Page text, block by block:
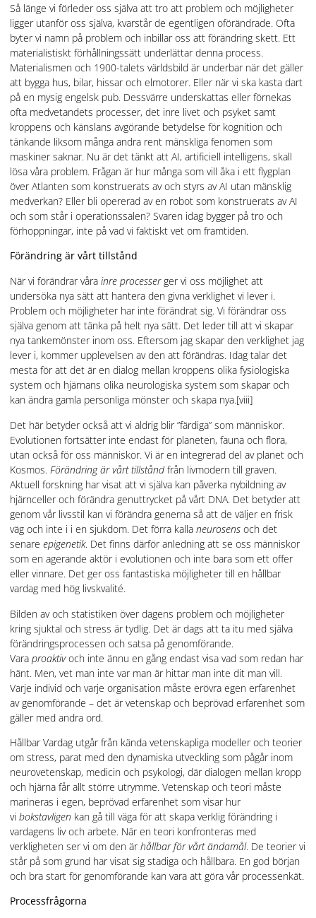
Så länge vi förleder oss själva att tro att problem och möjligheter
ligger utanför oss själva, kvarstår de egentligen oförändrade. Ofta
byter vi namn på problem och inbillar oss att förändring skett. Ett
materialistiskt förhållningssätt underlättar denna process.
Materialismen och 1900-talets världsbild är underbar när det gäller
att bygga hus, bilar, hissar och elmotorer. Eller när vi ska kasta dart
på en mysig engelsk pub. Dessvärre underskattas eller förnekas
ofta medvetandets processer, det inre livet och psyket samt
kroppens och känslans avgörande betydelse för kognition och
tänkande liksom många andra rent mänskliga fenomen som
maskiner saknar. Nu är det tänkt att AI, artificiell intelligens, skall
lösa våra problem. Frågan är hur många som vill åka i ett flygplan
över Atlanten som konstruerats av och styrs av AI utan mänsklig
medverkan? Eller bli opererad av en robot som konstruerats av AI
och som står i operationssalen? Svaren idag bygger på tro och
förhoppningar, inte på vad vi faktiskt vet om framtiden.
Förändring är vårt tillstånd
När vi förändrar vårainre processerger vi oss möjlighet att
undersöka nya sätt att hantera den givna verklighet vi lever i.
Problem och möjligheter har inte förändrat sig. Vi förändrar oss
själva genom att tänka på helt nya sätt. Det leder till att vi skapar
nya tankemönster inom oss. Eftersom jag skapar den verklighet jag
lever i, kommer upplevelsen av den att förändras. Idag talar det
mesta för att det är en dialog mellan kroppens olika fysiologiska
system och hjärnans olika neurologiska system som skapar och
kan ändra gamla personliga mönster och skapa nya.[viii]
Det här betyder också att vi aldrig blir ”färdiga” som människor.
Evolutionen fortsätter inte endast för planeten, fauna och flora,
utan också för oss människor. Vi är en integrerad del av planet och
Kosmos.Förändring är vårt tillståndfrån livmodern till graven.
Aktuell forskning har visat att vi själva kan påverka nybildning av
hjärnceller och förändra genuttrycket på vårt DNA. Det betyder att
genom vår livsstil kan vi förändra generna så att de väljer en frisk
väg och inte i i en sjukdom. Det förra kallaneurosensoch det
senareepigenetik. Det finns därför anledning att se oss människor
som en agerande aktör i evolutionen och inte bara som ett offer
eller vinnare. Det ger oss fantastiska möjligheter till en hållbar
vardag med hög livskvalité.
Bilden av och statistiken över dagens problem och möjligheter
kring sjuktal och stress är tydlig. Det är dags att ta itu med själva
förändringsprocessen och satsa på genomförande.
Varaproaktivoch inte ännu en gång endast visa vad som redan har
hänt. Men, vet man inte var man är hittar man inte dit man vill.
Varje individ och varje organisation måste erövra egen erfarenhet
av genomförande – det är vetenskap och beprövad erfarenhet som
gäller med andra ord.
Hållbar Vardag utgår från kända vetenskapliga modeller och teorier
om stress, parat med den dynamiska utveckling som pågår inom
neurovetenskap, medicin och psykologi, där dialogen mellan kropp
och hjärna får allt större utrymme. Vetenskap och teori måste
marineras i egen, beprövad erfarenhet som visar hur
vibokstavligen kan gå till väga för att skapa verklig förändring i
vardagens liv och arbete. När en teori konfronteras med
verkligheten ser vi om den ärhållbar för vårt ändamål. De teorier vi
står på som grund har visat sig stadiga och hållbara. En god början
och bra start för genomförande kan vara att göra vår processenkät.
Processfrågorna